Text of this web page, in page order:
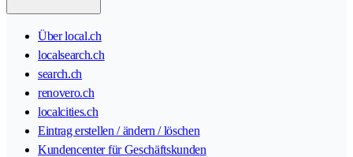
Über local.ch
localsearch.ch
search.ch
renovero.ch
localcities.ch
Eintrag erstellen / ändern / löschen
Kundencenter für Geschäftskunden